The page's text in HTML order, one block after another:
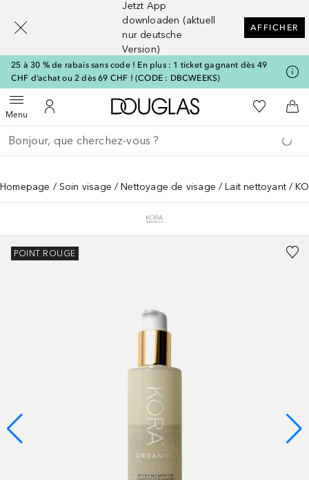
Jetzt App
downloaden (aktuell
nur deutsche
Version)
AFFICHER
25 à 30 % de rabais sans code ! En plus : 1 ticket gagnant dès 49
CHF d’achat ou 2 dès 69 CHF ! (CODE : DBCWEEKS)
MenuOuvrir le menuVers Mon Compte
Vers l'accueil Douglas
Vers Ma
Retourner
Exécuter la recherche
Homepage Soin visage Nettoyage de visage Lait nettoyant
POINT ROUGE
[navigation.slideout.screenreader]